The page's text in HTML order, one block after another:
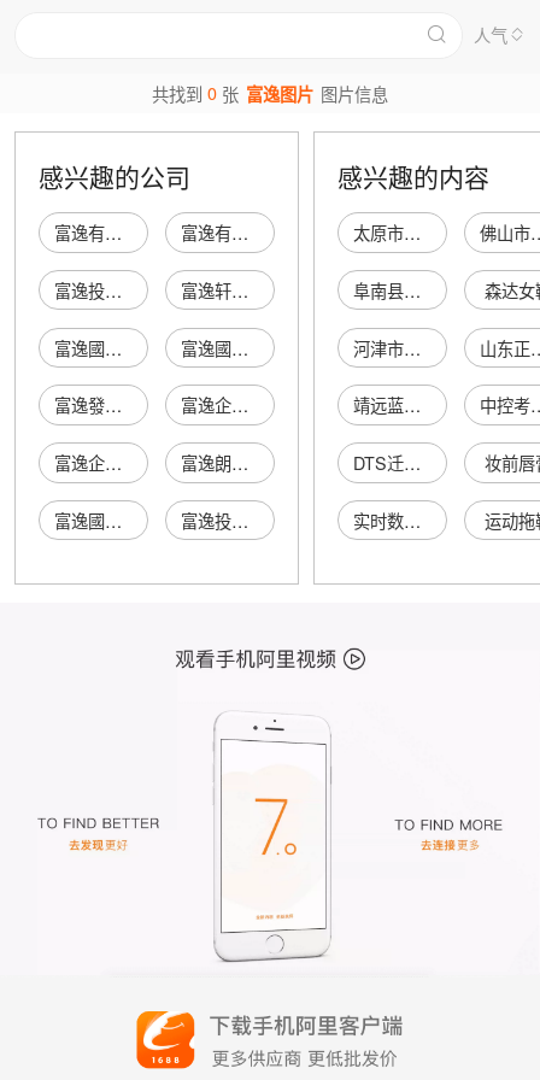
人气
共找到0 张 富逸图片 图片信息
感兴趣的公司
富逸有限公司 富逸有限公司
富逸投資有限公司 富逸轩理发室
富逸國際有限公司 富逸國際有限公司
富逸發展有限公司 富逸企業有限公司
富逸企業有限公司 富逸朗有限公司
富逸國際有限公司 富逸投資有限公司
感兴趣的内容
太原市万柏林区峡吉装饰商行 佛山市顺德
阜南县柴集镇田勇联通专营店 森达女
河津市樊村增民修理部 山东正
靖远蓝天庄园电子商务有限责任公司 中控
DTS迁移后增加了表increment_trx 妆前唇
实时数据展示页面 运动拖